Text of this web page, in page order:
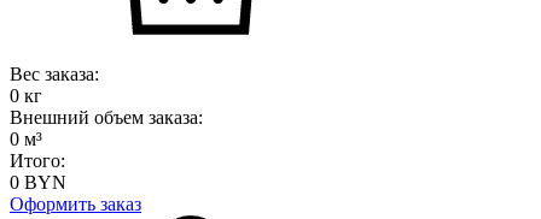
Вес заказа:
0 кг
Внешний объем заказа:
0 м³
Итого:
0 BYN
Оформить заказ